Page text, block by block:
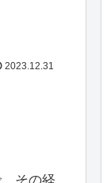
2023.12.31